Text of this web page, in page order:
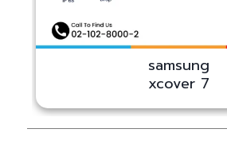
samsung
xcover 7